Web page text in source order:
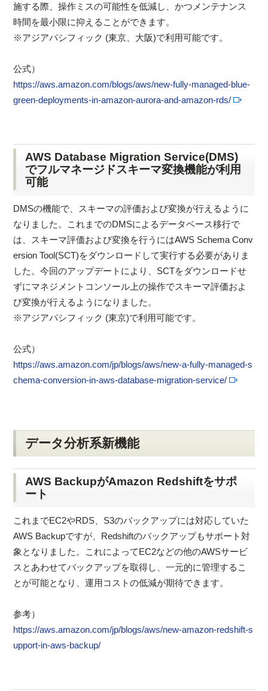
施する際、操作ミスの可能性を低減し、かつメンテナンス
時間を最小限に抑えることができます。
※アジアパシフィック (東京、大阪)で利用可能です。
公式）
https://aws.amazon.com/blogs/aws/new-fully-managed-blue-
green-deployments-in-amazon-aurora-and-amazon-rds/
AWS Database Migration Service(DMS)
でフルマネージドスキーマ変換機能が利用
可能
DMSの機能で、スキーマの評価および変換が行えるように
なりました。これまでのDMSによるデータベース移行で
は、スキーマ評価および変換を行うにはAWS Schema Conv
ersion Tool(SCT)をダウンロードして実行する必要がありま
した。今回のアップデートにより、SCTをダウンロードせ
ずにマネジメントコンソール上の操作でスキーマ評価およ
び変換が行えるようになりました。
※アジアパシフィック (東京)で利用可能です。
公式）
https://aws.amazon.com/jp/blogs/aws/new-a-fully-managed-s
chema-conversion-in-aws-database-migration-service/
データ分析系新機能
AWS BackupがAmazon Redshiftをサポ
ート
これまでEC2やRDS、S3のバックアップには対応していた
AWS Backupですが、Redshiftのバックアップもサポート対
象となりました。これによってEC2などの他のAWSサービ
スとあわせてバックアップを取得し、一元的に管理するこ
とが可能となり、運用コストの低減が期待できます。
参考）
https://aws.amazon.com/jp/blogs/aws/new-amazon-redshift-s
upport-in-aws-backup/